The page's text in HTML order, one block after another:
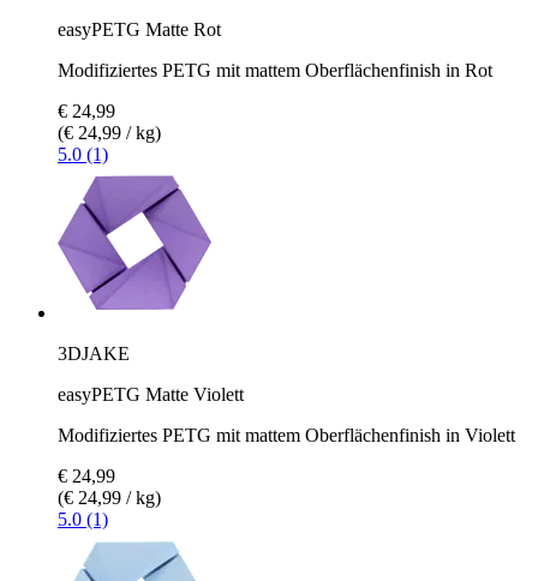
easyPETG Matte Rot
Modifiziertes PETG mit mattem Oberflächenfinish in Rot
€ 24,99
(€ 24,99 / kg)
5.0 (1)
3DJAKE
easyPETG Matte Violett
Modifiziertes PETG mit mattem Oberflächenfinish in Violett
€ 24,99
(€ 24,99 / kg)
5.0 (1)